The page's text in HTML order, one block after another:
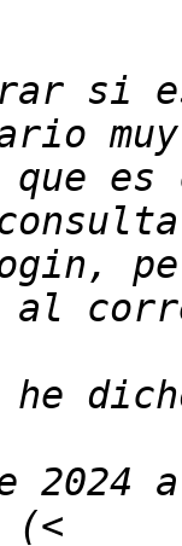
si
es
2024